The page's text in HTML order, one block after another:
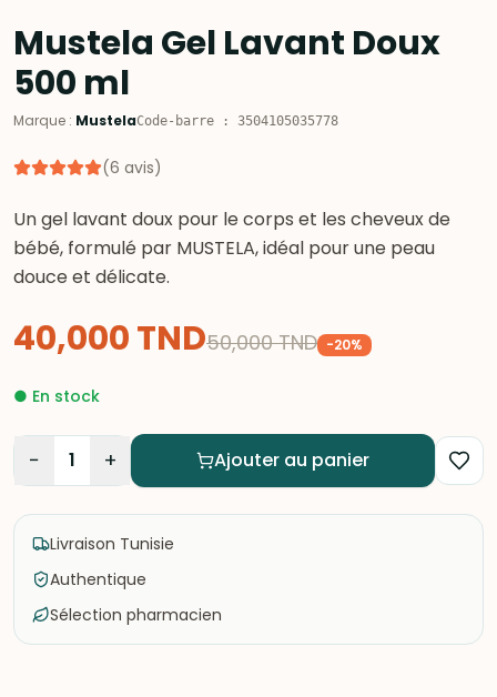
Mustela Gel Lavant Doux
500 ml
Marque : MustelaCode-barre : 3504105035778
(6 avis)
Un gel lavant doux pour le corps et les cheveux de
bébé, formulé par MUSTELA, idéal pour une peau
douce et délicate.
40,000TND50,000 TND -20%
● En stock
− 1 + Ajouter au panier
Livraison Tunisie
Authentique
Sélection pharmacien